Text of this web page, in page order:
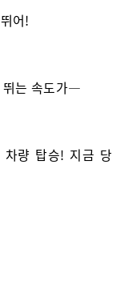
어!
뛰는 속도가—
차량 탑승! 지금 당